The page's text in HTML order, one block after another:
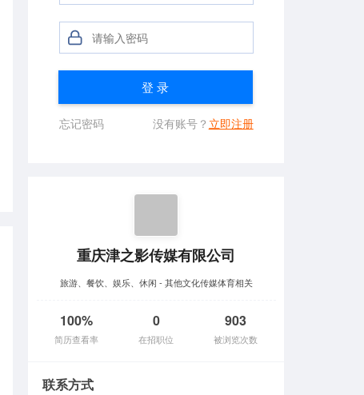
登 录
忘记密码 没有账号？ 立即注册
重庆津之影传媒有限公司
旅游、餐饮、娱乐、休闲 - 其他文化传媒体育相关
100%
简历查看率
0
在招职位
903
被浏览次数
联系方式